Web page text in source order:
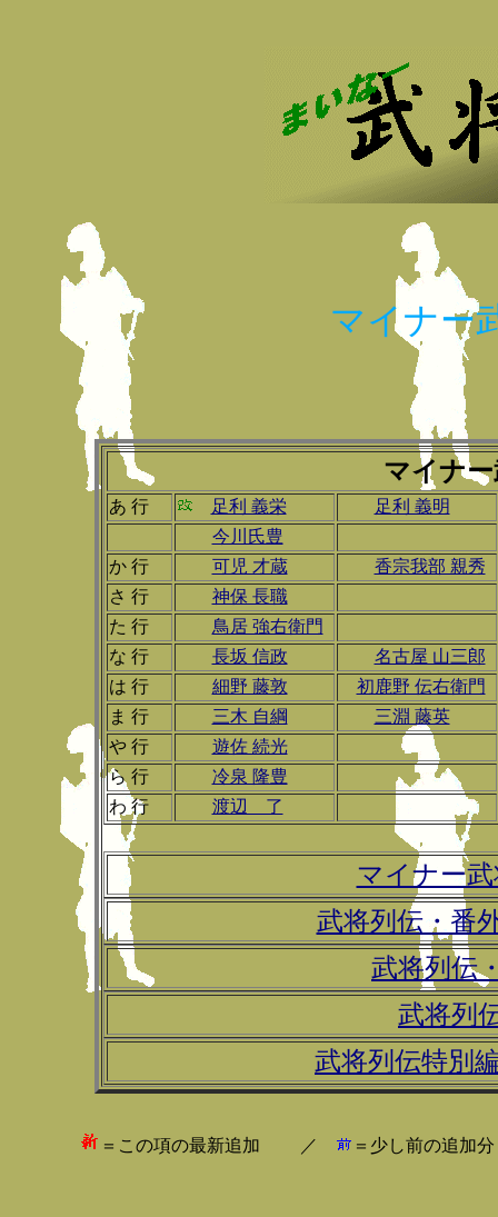
マイナー
マイナ
あ 行 足利 義栄
足利 義明
今川氏豊
か 行
可児 才蔵
香宗我部 親秀
さ 行
神保 長職
た 行
鳥居 強右衛門
な 行
長坂 信政
名古屋 山三郎
は 行
細野 藤敦
初鹿野 伝右衛門
ま 行
三木 自綱
三淵 藤英
や 行
遊佐 続光
ら 行
冷泉 隆豊
わ 行
渡辺 了
マイナー
武将列伝・番
武将列伝
武将列
武将列伝特別
＝この項の最新追加 ／ ＝少し前の追